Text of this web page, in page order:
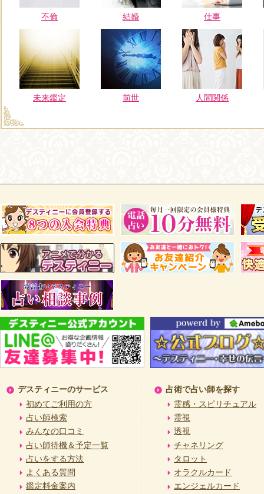
不倫 結婚 仕事
未来鑑定 前世 人間関係
デスティニーのサービス
初めてご利用の方
占い師検索
みんなの口コミ
占い師待機＆予定一覧
占いをする方法
よくある質問
鑑定料金案内
占術で占い師を探す
霊感・スピリチュアル
霊視
透視
チャネリング
タロット
オラクルカード
エンジェルカード